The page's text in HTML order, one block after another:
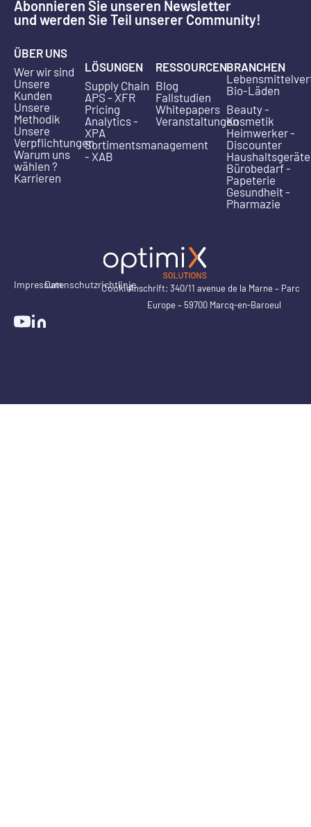
Abonnieren Sie unseren Newsletter
und werden Sie Teil unserer Community!
ÜBER UNS
Wer wir sind
Unsere
Kunden
Unsere
Methodik
Unsere
Verpflichtungen
Warum uns
wählen ?
Karrieren
LÖSUNGEN
Supply Chain
APS - XFR
Pricing
Analytics -
XPA
Sortimentsmanagement
- XAB
RESSOURCEN
Blog
Fallstudien
Whitepapers
Veranstaltungen
BRANCHEN
Bio-Läden
Beauty -
Kosmetik
Heimwerker -
Discounter
Haushaltsgeräte
Bürobedarf -
Papeterie
Gesundheit -
Pharmazie
ImpressumDatenschutzrichtlinie
CookieAnschrift: 340/11 avenue de la Marne – Parc
Europe – 59700 Marcq-en-Baroeul